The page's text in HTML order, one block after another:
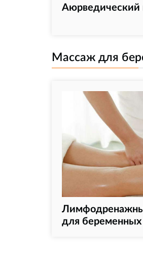
Массаж для
для беременных